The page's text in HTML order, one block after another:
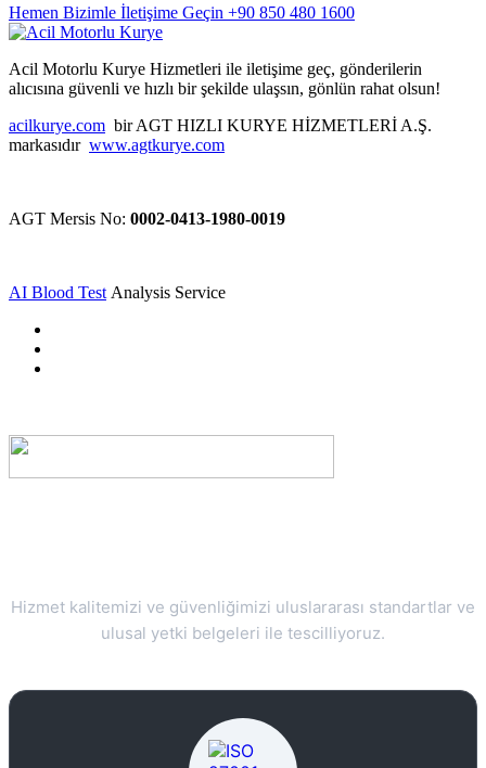
Hemen Bizimle İletişime Geçin +90 850 480 1600
Acil Motorlu Kurye Hizmetleri ile iletişime geç, gönderilerin
alıcısına güvenli ve hızlı bir şekilde ulaşsın, gönlün rahat olsun!
acilkurye.com bir AGT HIZLI KURYE HİZMETLERİ A.Ş.
markasıdır www.agtkurye.com
AGT Mersis No: 0002-0413-1980-0019
AI Blood Test Analysis Service
Hizmet kalitemizi ve güvenliğimizi uluslararası standartlar ve
ulusal yetki belgeleri ile tescilliyoruz.